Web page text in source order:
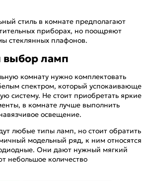
стиль в комнате предполагают
приборах, но поощряют
стеклянных плафонов.
ламп
комнату нужно комплектовать
спектром, который успокаивающе
систему. Не стоит приобретать яркие
в комнате лучше выполнить
освещение.
любые типы ламп, но стоит обратить
модельный ряд, к ним относятся
Они дают нужный мягкий
небольшое количество